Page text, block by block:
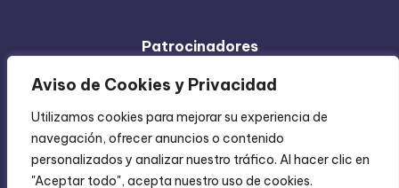
Aviso de Cookies y Privacidad
Utilizamos cookies para mejorar su experiencia de
navegación, ofrecer anuncios o contenido
personalizados y analizar nuestro tráfico. Al hacer clic en
"Aceptar todo", acepta nuestro uso de cookies.
Patrocinadores
Ferretera Centenario de Monterrey
Inyección de Plástico
Mundo Impreso
Directorio de Coatzintla